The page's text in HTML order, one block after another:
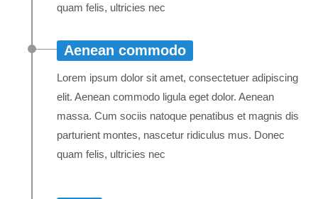
quam felis, ultricies nec
Aenean commodo
Lorem ipsum dolor sit amet, consectetuer adipiscing
elit. Aenean commodo ligula eget dolor. Aenean
massa. Cum sociis natoque penatibus et magnis dis
parturient montes, nascetur ridiculus mus. Donec
quam felis, ultricies nec